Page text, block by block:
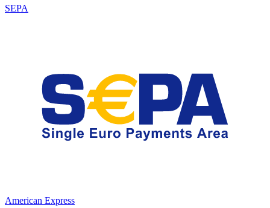
SEPA
American Express